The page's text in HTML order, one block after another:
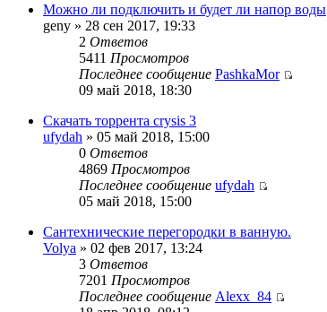
Можно ли подключить и будет ли напор воды
geny » 28 сен 2017, 19:33
2 Ответов
5411 Просмотров
Последнее сообщение PashkaMor
09 май 2018, 18:30
Скачать торрента crysis 3
ufydah » 05 май 2018, 15:00
0 Ответов
4869 Просмотров
Последнее сообщение ufydah
05 май 2018, 15:00
Сантехнические перегородки в ванную.
Volya » 02 фев 2017, 13:24
3 Ответов
7201 Просмотров
Последнее сообщение Alexx_84